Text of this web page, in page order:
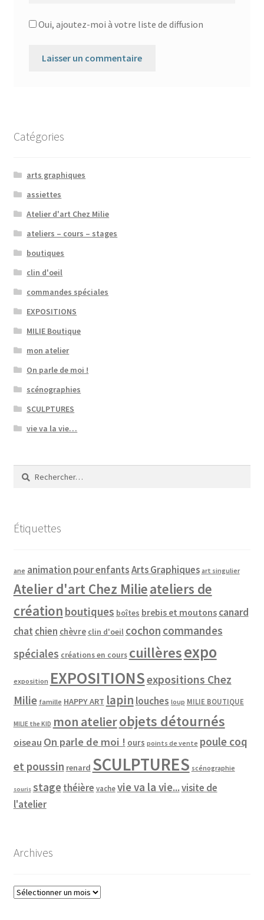
Oui, ajoutez-moi à votre liste de diffusion
Catégories
arts graphiques
assiettes
Atelier d'art Chez Milie
ateliers – cours – stages
boutiques
clin d'oeil
commandes spéciales
EXPOSITIONS
MILIE Boutique
mon atelier
On parle de moi !
scénographies
SCULPTURES
vie va la vie…
Rechercher :
Étiquettes
ane animation pour enfantsArts Graphiques art singulier
Atelier d'art Chez Milieateliers de
création boutiques boîtes brebis et moutons canard
chat chien chèvre clin d'oeil cochon commandes
spéciales créations en cours cuillèresexpo
exposition EXPOSITIONSexpositions Chez
Milie famille HAPPY ART lapin louches loup MILIE BOUTIQUE
MILIE the KID mon atelierobjets détournés
oiseau On parle de moi ! ours points de vente poule coq
et poussin renard SCULPTURES scénographie
souris stagethéière vache vie va la vie...visite de
l'atelier
Archives
Archives